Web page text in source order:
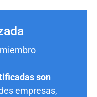
son
empresas,